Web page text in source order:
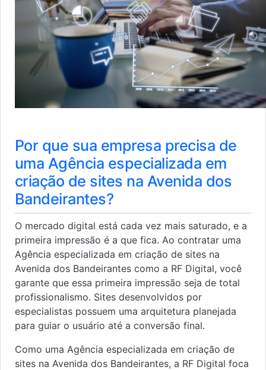
Por que sua empresa precisa de
uma Agência especializada em
criação de sites na Avenida dos
Bandeirantes?
O mercado digital está cada vez mais saturado, e a
primeira impressão é a que fica. Ao contratar uma
Agência especializada em criação de sites na
Avenida dos Bandeirantes como a RF Digital, você
garante que essa primeira impressão seja de total
profissionalismo. Sites desenvolvidos por
especialistas possuem uma arquitetura planejada
para guiar o usuário até a conversão final.
Como uma Agência especializada em criação de
sites na Avenida dos Bandeirantes, a RF Digital foca